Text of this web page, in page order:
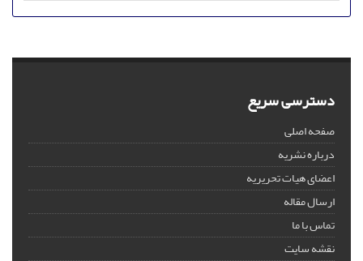
دسترسی سریع
صفحه اصلی
درباره نشریه
اعضای هیات تحریریه
ارسال مقاله
تماس با ما
نقشه سایت